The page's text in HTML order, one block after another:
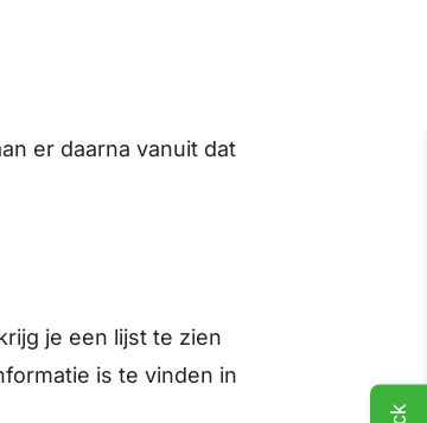
er daarna vanuit dat
je een lijst te zien
is te vinden in